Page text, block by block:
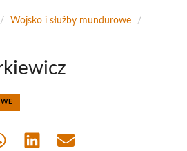
/ Wojsko i służby mundurowe
/
Share Share